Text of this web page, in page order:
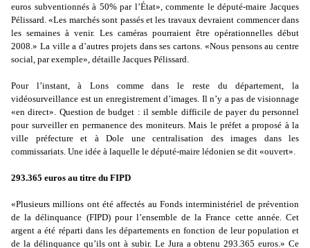
euros subventionnés à 50% par l’État», commente le député-maire Jacques
Pélissard. «Les marchés sont passés et les travaux devraient commencer dans
les semaines à venir. Les caméras pourraient être opérationnelles début
2008.» La ville a d’autres projets dans ses cartons. «Nous pensons au centre
social, par exemple», détaille Jacques Pélissard.
Pour l’instant, à Lons comme dans le reste du département, la
vidéosurveillance est un enregistrement d’images. Il n’y a pas de visionnage
«en direct». Question de budget : il semble difficile de payer du personnel
pour surveiller en permanence des moniteurs. Mais le préfet a proposé à la
ville préfecture et à Dole une centralisation des images dans les
commissariats. Une idée à laquelle le député-maire lédonien se dit «ouvert».
293.365 euros au titre du FIPD
«Plusieurs millions ont été affectés au Fonds interministériel de prévention
de la délinquance (FIPD) pour l’ensemble de la France cette année. Cet
argent a été réparti dans les départements en fonction de leur population et
de la délinquance qu’ils ont à subir. Le Jura a obtenu 293.365 euros.» Ce